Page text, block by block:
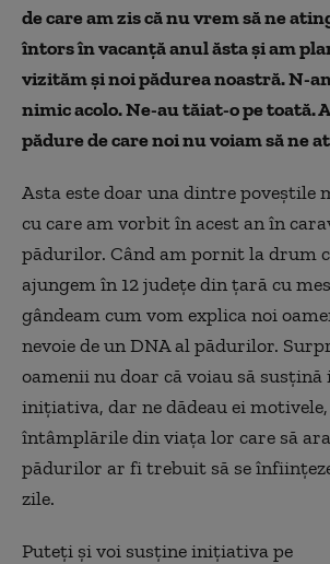
de care am zis că nu vrem să ne
întors în vacanță anul ăsta și am
vizităm și noi pădurea noastră. N-
nimic acolo. Ne-au tăiat-o pe toată.
pădure de care noi nu voiam să ne
Asta este doar una dintre poveștile
cu care am vorbit în acest an în
pădurilor. Când am pornit la drum
ajungem în 12 județe din țară cu
gândeam cum vom explica noi
nevoie de un DNA al pădurilor.
oamenii nu doar că voiau să
inițiativa, dar ne dădeau ei
întâmplările din viața lor care să
pădurilor ar fi trebuit să se
zile.
Puteți și voi susține inițiativa pe